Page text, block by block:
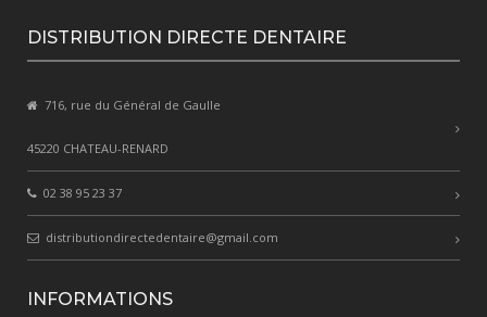
DISTRIBUTION DIRECTE DENTAIRE
716, rue du Général de Gaulle
45220 CHATEAU-RENARD
02 38 95 23 37
distributiondirectedentaire@gmail.com
INFORMATIONS